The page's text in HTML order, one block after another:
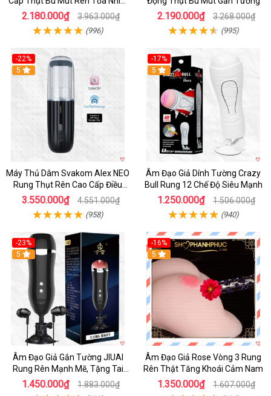
Sạc Pin
2.180.000₫ 3.963.000₫
(996)
2.190.000₫ 3.268.000₫
(995)
-22%
5
Máy Thủ Dâm Svakom Alex NEO
Rung Thụt Rên Cao Cấp Điều
Khiển App
3.550.000₫ 4.551.000₫
(958)
-17%
5
Âm Đạo Giả Dính Tường Crazy
Bull Rung 12 Chế Độ Siêu Mạnh
1.250.000₫ 1.506.000₫
(940)
-23%
5
Âm Đạo Giả Gắn Tường JIUAI
Rung Rên Mạnh Mẽ, Tặng Tai
Nghe
1.450.000₫ 1.883.000₫
-16%
5
Âm Đạo Giả Rose Vòng 3 Rung
Rên Thật Tăng Khoái Cảm Nam
1.350.000₫ 1.607.000₫